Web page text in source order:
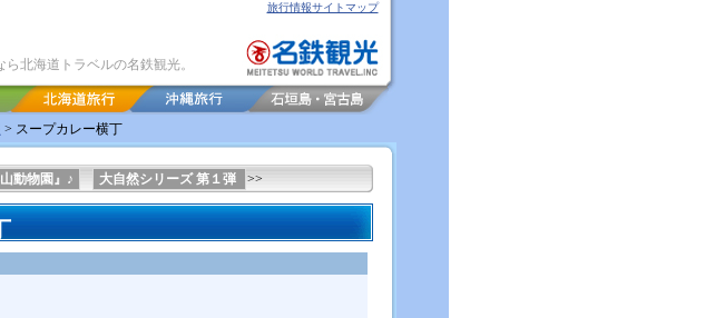
旅行情報サイトマップ
ら北海道トラベルの名鉄観光。
> スープカレー横丁
動物園』♪ 大自然シリーズ 第１弾 >>